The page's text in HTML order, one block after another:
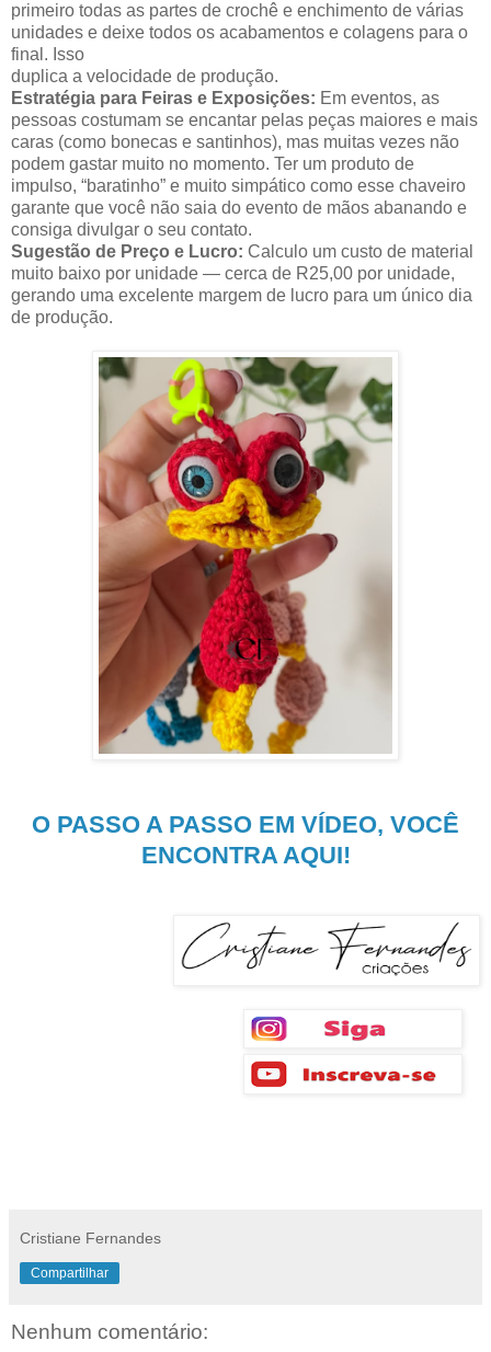
primeiro todas as partes de crochê e enchimento de várias
unidades e deixe todos os acabamentos e colagens para o
final. Isso
duplica a velocidade de produção.
Estratégia para Feiras e Exposições: Em eventos, as
pessoas costumam se encantar pelas peças maiores e mais
caras (como bonecas e santinhos), mas muitas vezes não
podem gastar muito no momento. Ter um produto de
impulso, “baratinho” e muito simpático como esse chaveiro
garante que você não saia do evento de mãos abanando e
consiga divulgar o seu contato.
Sugestão de Preço e Lucro: Calculo um custo de material
muito baixo por unidade — cerca de R25,00 por unidade,
gerando uma excelente margem de lucro para um único dia
de produção.
O PASSO A PASSO EM VÍDEO, VOCÊ
ENCONTRA AQUI!
Cristiane Fernandes
Compartilhar
Nenhum comentário: